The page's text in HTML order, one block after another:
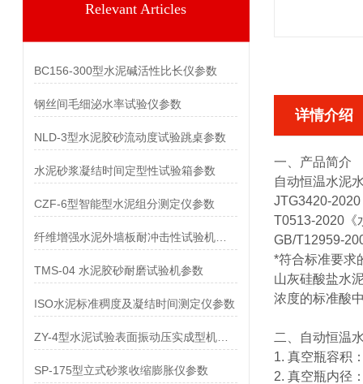
Relevant Articles
BC156-300型水泥碱活性比长仪参数
钢丝间毛细泌水率试验仪参数
NLD-3型水泥胶砂流动度试验跳桌参数
水泥砂浆凝结时间定型性试验箱参数
CZF-6型智能型水泥组分测定仪参数
TMS-04 水泥胶砂耐磨试验机参数
ISO水泥标准稠度及凝结时间测定仪参数
SP-175型立式砂浆收缩膨胀仪参数
详情介绍
一、产品简介
自动恒温水泥
JTG3420-
T0513-2020《
GB/T12959-
*符合标准要求
山灰硅酸盐水
浓度的标准酸
二、 自动恒温
1. 真空瓶容积
2. 真空瓶内径